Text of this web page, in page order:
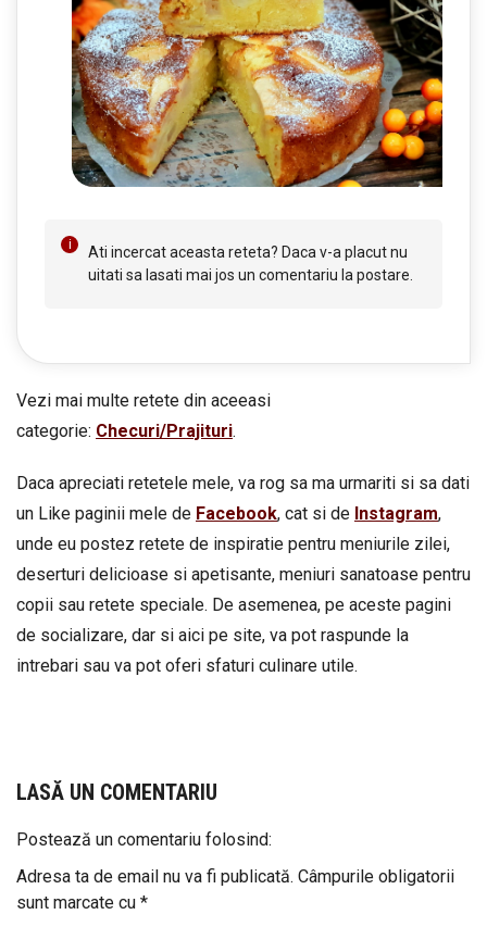
Ati incercat aceasta reteta? Daca v-a placut nu
uitati sa lasati mai jos un comentariu la postare.
Vezi mai multe retete din aceeasi
categorie: Checuri/Prajituri.
Daca apreciati retetele mele, va rog sa ma urmariti si sa dati
un Like paginii mele de Facebook, cat si de Instagram,
unde eu postez retete de inspiratie pentru meniurile zilei,
deserturi delicioase si apetisante, meniuri sanatoase pentru
copii sau retete speciale. De asemenea, pe aceste pagini
de socializare, dar si aici pe site, va pot raspunde la
intrebari sau va pot oferi sfaturi culinare utile.
LASĂ UN COMENTARIU
Postează un comentariu folosind:
Adresa ta de email nu va fi publicată. Câmpurile obligatorii
sunt marcate cu *